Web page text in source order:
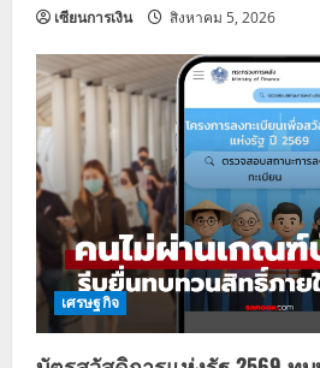
เซียนการเงิน สิงหาคม 5, 2026
เศรษฐกิจ